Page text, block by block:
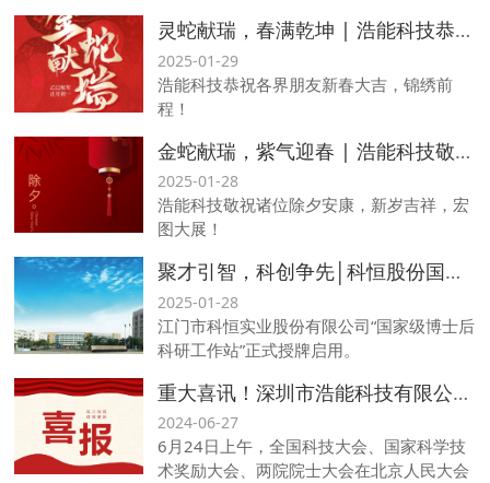
能源周-春季展"。通过展会前后为期一周的
商务与技术交流，浩能夯实了既有的海外合
作根基，并为进一步拓展海外市场奠基。
灵蛇献瑞，春满乾坤 | 浩能科技恭祝各界朋友新春大吉，锦绣前程！
2025-01-29
浩能科技恭祝各界朋友新春大吉，锦绣前
程！
金蛇献瑞，紫气迎春 | 浩能科技敬祝诸位除夕安康，新岁吉祥，宏图大展！
2025-01-28
浩能科技敬祝诸位除夕安康，新岁吉祥，宏
图大展！
聚才引智，科创争先│科恒股份国家级博士后科研工作站正式授牌启用
2025-01-28
江门市科恒实业股份有限公司“国家级博士后
科研工作站”正式授牌启用。
重大喜讯！深圳市浩能科技有限公司荣膺国家科技进步奖二等奖！
2024-06-27
6月24日上午，全国科技大会、国家科学技
术奖励大会、两院院士大会在北京人民大会